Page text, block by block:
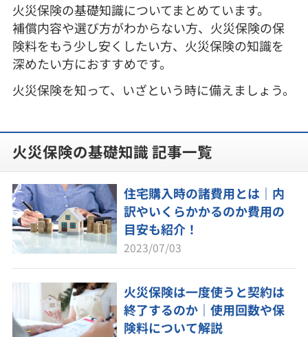
火災保険の基礎知識についてまとめています。
補償内容や選び方がわからない方、火災保険の保
険料をもう少し安くしたい方、火災保険の知識を
深めたい方におすすめです。
火災保険を知って、いざという時に備えましょう。
火災保険の基礎知識 記事一覧
住宅購入時の諸費用とは｜内
訳やいくらかかるのか費用の
目安も紹介！
2023/07/03
火災保険は一度使うと契約は
終了するのか｜使用回数や保
険料について解説